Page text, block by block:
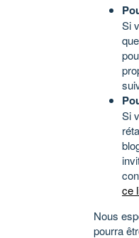
Si
Si
ce
Nous
pourra